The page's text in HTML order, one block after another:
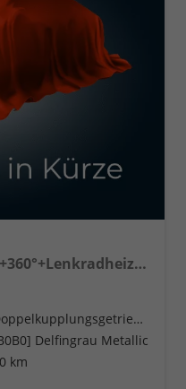
LIFE 150PS eTSI DSG GV5+AHK+360°+Lenkradheiz+IQ.Drive+ACC+App+eHeck+LED
Doppelkupplungsgetriebe (DSG)
Delfingrau Metallic
km